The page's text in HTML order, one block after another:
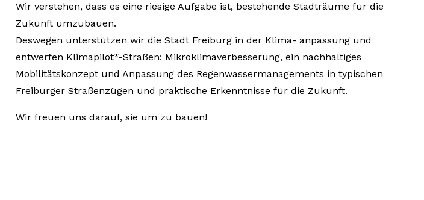
Wir verstehen, dass es eine riesige Aufgabe ist, bestehende Stadträume für die
Zukunft umzubauen.
Deswegen unterstützen wir die Stadt Freiburg in der Klima- anpassung und
entwerfen Klimapilot*-Straßen: Mikroklimaverbesserung, ein nachhaltiges
Mobilitätskonzept und Anpassung des Regenwassermanagements in typischen
Freiburger Straßenzügen und praktische Erkenntnisse für die Zukunft.
Wir freuen uns darauf, sie um zu bauen!